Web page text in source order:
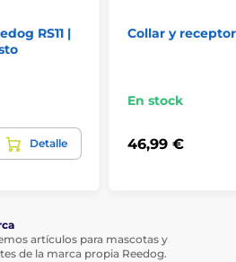
RS11 |
Detalle
Collar y
En stock
46,99 €
artículos para mascotas y
de la marca propia Reedog.